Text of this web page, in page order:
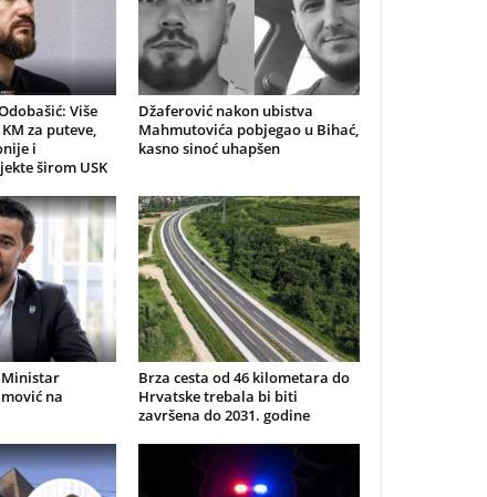
Više
za puteve,
i
širom USK
Džaferović nakon ubistva
Mahmutovića pobjegao u Bihać,
kasno sinoć uhapšen
na
Brza cesta od 46 kilometara do
Hrvatske trebala bi biti
završena do 2031. godine